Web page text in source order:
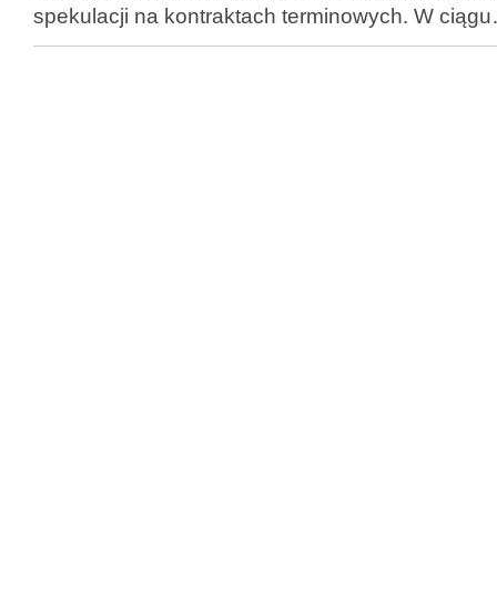
spekulacji na kontraktach terminowych. W